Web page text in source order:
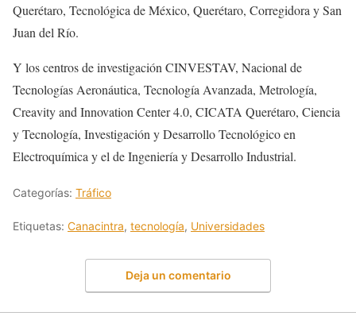
Querétaro, Tecnológica de México, Querétaro, Corregidora y San
Juan del Río.
Y los centros de investigación CINVESTAV, Nacional de
Tecnologías Aeronáutica, Tecnología Avanzada, Metrología,
Creavity and Innovation Center 4.0, CICATA Querétaro, Ciencia
y Tecnología, Investigación y Desarrollo Tecnológico en
Electroquímica y el de Ingeniería y Desarrollo Industrial.
Categorías: Tráfico
Etiquetas: Canacintra, tecnología, Universidades
Deja un comentario